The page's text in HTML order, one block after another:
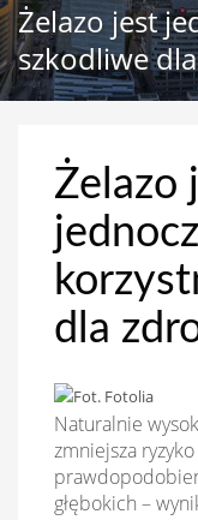
Żelazo jest
szkodliwe
Żelazo
dla
Naturalnie
zmniejsza
głębokich –